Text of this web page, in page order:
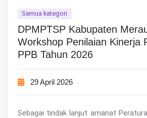
Semua kategori
DPMPTSP Kabupaten
Workshop Penilaian Kinerja
PPB Tahun 2026
29 April 2026
Sebagai tindak lanjut amanat